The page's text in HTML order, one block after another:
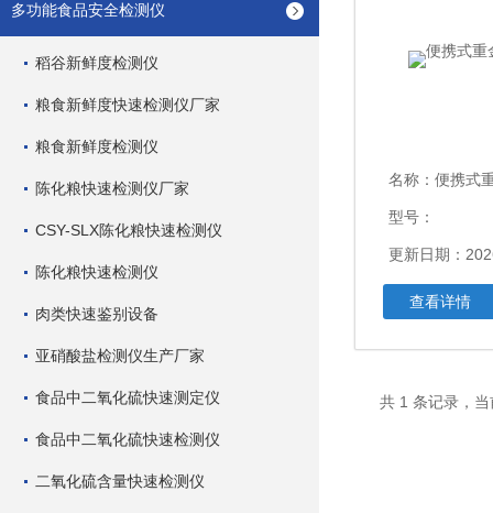
多功能食品安全检测仪
稻谷新鲜度检测仪
粮食新鲜度快速检测仪厂家
粮食新鲜度检测仪
陈化粮快速检测仪厂家
CSY-SLX陈化粮快速检测仪
陈化粮快速检测仪
肉类快速鉴别设备
亚硝酸盐检测仪生产厂家
食品中二氧化硫快速测定仪
食品中二氧化硫快速检测仪
二氧化硫含量快速检测仪
名称： 便携式
型号：
更新日期：
查看详情
共 1 条记录，